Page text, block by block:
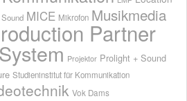
MICE Mikrofon Musikmedia
Partner
Projektor Prolight + Sound
Studieninstitut für Kommunikation
Vok Dams